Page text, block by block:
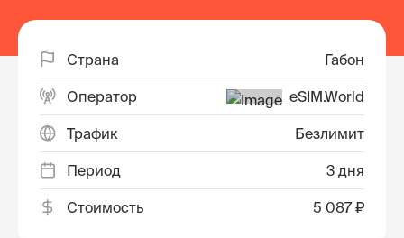
Страна Габон
Оператор eSIM.World
Трафик Безлимит
Период 3 дня
Стоимость 5 087 ₽